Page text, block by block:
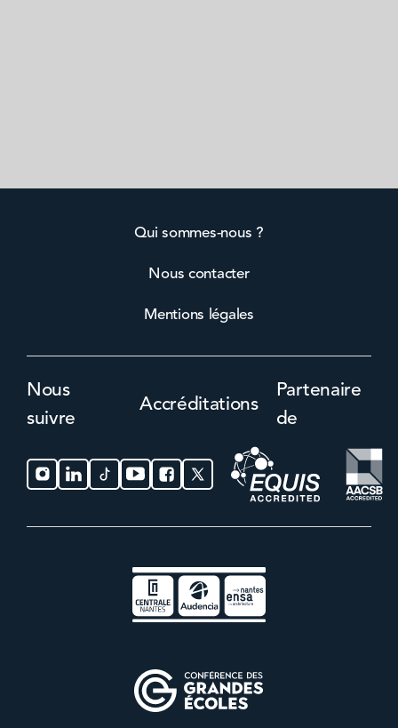
Qui sommes-nous ?
Nous contacter
Mentions légales
Nous
suivre
Accréditations
Partenaire
de